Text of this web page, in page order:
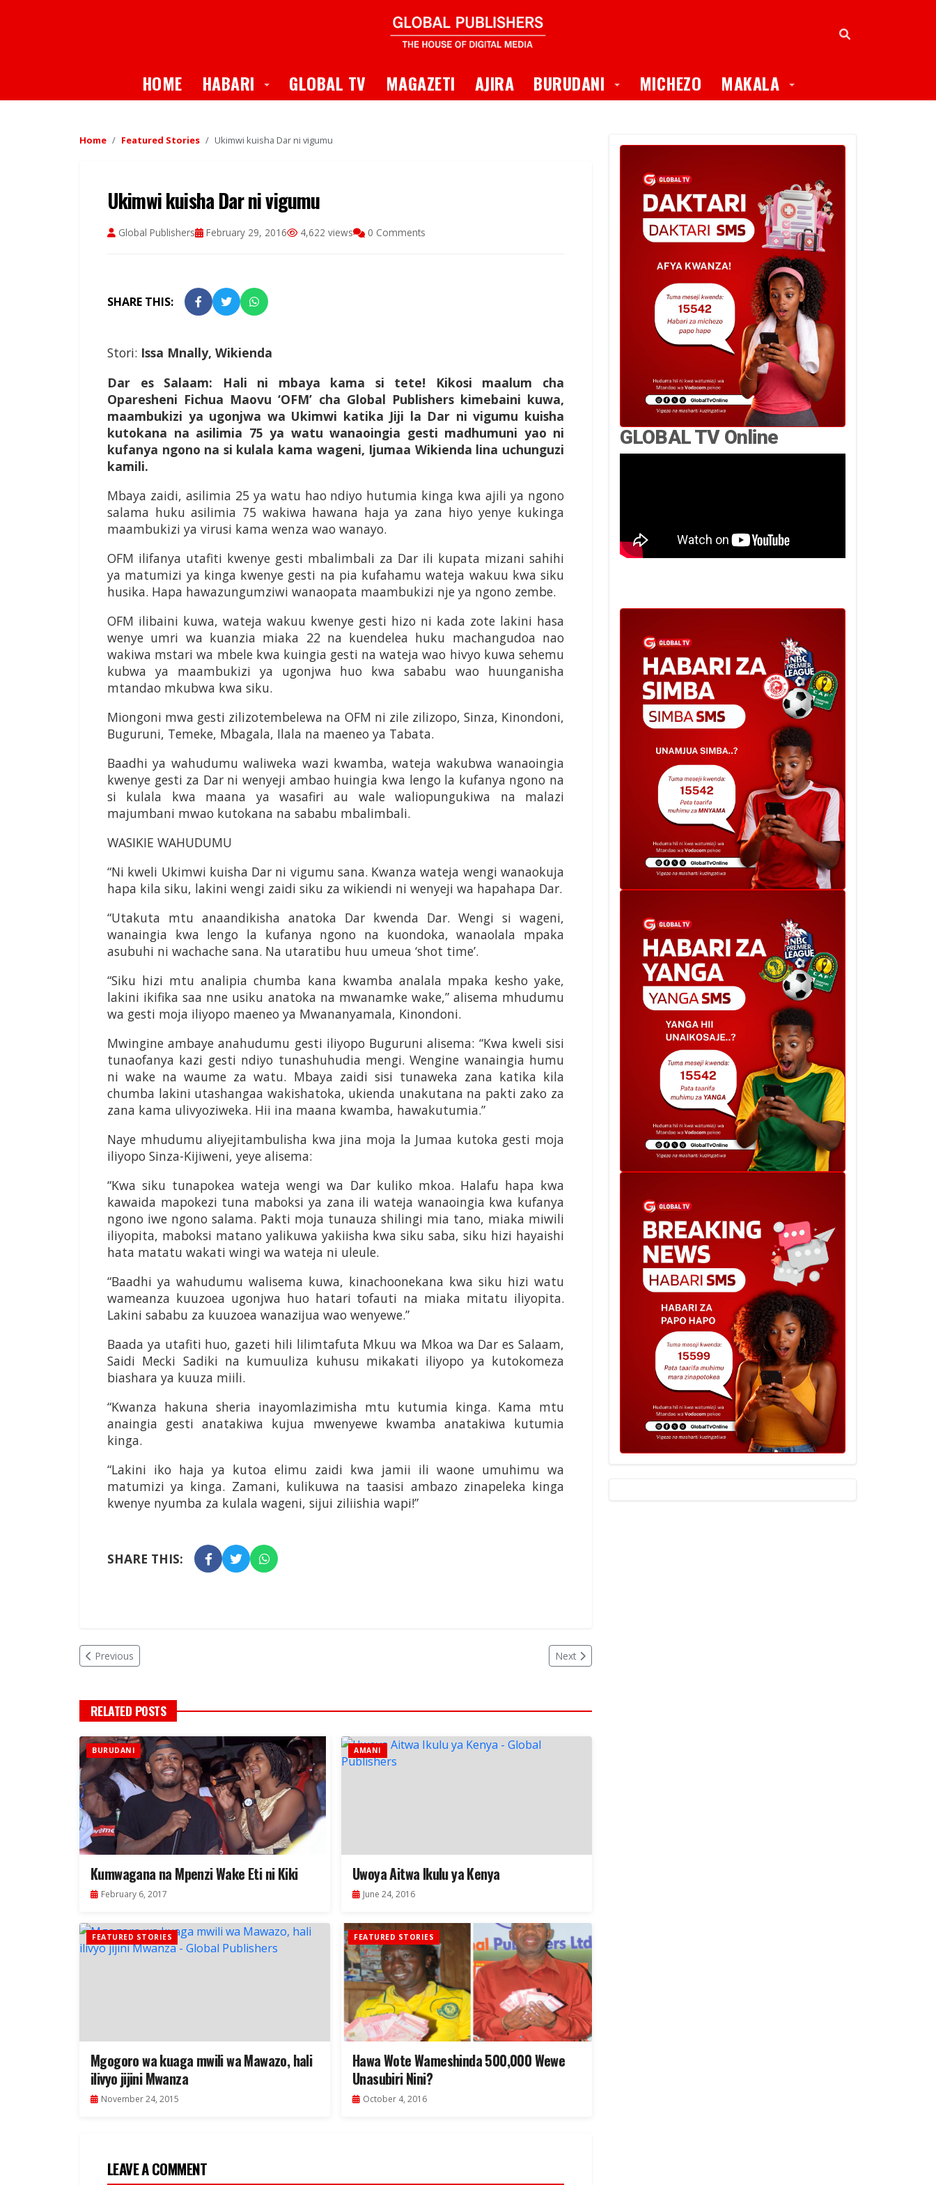
HOME HABARI Toggle Dropdown
GLOBAL TV MAGAZETI AJIRA BURUDANI Toggle Dropdown
MICHEZO MAKALA Toggle Dropdown
Home Featured Stories Ukimwi kuisha Dar ni vigumu
Ukimwi kuisha Dar ni vigumu
Global Publishers February 29, 2016 4,622 views 0 Comments
SHARE THIS:
Stori: Issa Mnally, Wikienda
Dar es Salaam: Hali ni mbaya kama si tete! Kikosi maalum cha
Oparesheni Fichua Maovu ‘OFM’ cha Global Publishers kimebaini kuwa,
maambukizi ya ugonjwa wa Ukimwi katika Jiji la Dar ni vigumu kuisha
kutokana na asilimia 75 ya watu wanaoingia gesti madhumuni yao ni
kufanya ngono na si kulala kama wageni, Ijumaa Wikienda lina uchunguzi
kamili.
Mbaya zaidi, asilimia 25 ya watu hao ndiyo hutumia kinga kwa ajili ya ngono
salama huku asilimia 75 wakiwa hawana haja ya zana hiyo yenye kukinga
maambukizi ya virusi kama wenza wao wanayo.
OFM ilifanya utafiti kwenye gesti mbalimbali za Dar ili kupata mizani sahihi
ya matumizi ya kinga kwenye gesti na pia kufahamu wateja wakuu kwa siku
husika. Hapa hawazungumziwi wanaopata maambukizi nje ya ngono zembe.
OFM ilibaini kuwa, wateja wakuu kwenye gesti hizo ni kada zote lakini hasa
wenye umri wa kuanzia miaka 22 na kuendelea huku machangudoa nao
wakiwa mstari wa mbele kwa kuingia gesti na wateja wao hivyo kuwa sehemu
kubwa ya maambukizi ya ugonjwa huo kwa sababu wao huunganisha
mtandao mkubwa kwa siku.
Miongoni mwa gesti zilizotembelewa na OFM ni zile zilizopo, Sinza, Kinondoni,
Buguruni, Temeke, Mbagala, Ilala na maeneo ya Tabata.
Baadhi ya wahudumu waliweka wazi kwamba, wateja wakubwa wanaoingia
kwenye gesti za Dar ni wenyeji ambao huingia kwa lengo la kufanya ngono na
si kulala kwa maana ya wasafiri au wale waliopungukiwa na malazi
majumbani mwao kutokana na sababu mbalimbali.
WASIKIE WAHUDUMU
“Ni kweli Ukimwi kuisha Dar ni vigumu sana. Kwanza wateja wengi wanaokuja
hapa kila siku, lakini wengi zaidi siku za wikiendi ni wenyeji wa hapahapa Dar.
“Utakuta mtu anaandikisha anatoka Dar kwenda Dar. Wengi si wageni,
wanaingia kwa lengo la kufanya ngono na kuondoka, wanaolala mpaka
asubuhi ni wachache sana. Na utaratibu huu umeua ‘shot time’.
“Siku hizi mtu analipia chumba kana kwamba analala mpaka kesho yake,
lakini ikifika saa nne usiku anatoka na mwanamke wake,” alisema mhudumu
wa gesti moja iliyopo maeneo ya Mwananyamala, Kinondoni.
Mwingine ambaye anahudumu gesti iliyopo Buguruni alisema: “Kwa kweli sisi
tunaofanya kazi gesti ndiyo tunashuhudia mengi. Wengine wanaingia humu
ni wake na waume za watu. Mbaya zaidi sisi tunaweka zana katika kila
chumba lakini utashangaa wakishatoka, ukienda unakutana na pakti zako za
zana kama ulivyoziweka. Hii ina maana kwamba, hawakutumia.”
Naye mhudumu aliyejitambulisha kwa jina moja la Jumaa kutoka gesti moja
iliyopo Sinza-Kijiweni, yeye alisema:
“Kwa siku tunapokea wateja wengi wa Dar kuliko mkoa. Halafu hapa kwa
kawaida mapokezi tuna maboksi ya zana ili wateja wanaoingia kwa kufanya
ngono iwe ngono salama. Pakti moja tunauza shilingi mia tano, miaka miwili
iliyopita, maboksi matano yalikuwa yakiisha kwa siku saba, siku hizi hayaishi
hata matatu wakati wingi wa wateja ni uleule.
“Baadhi ya wahudumu walisema kuwa, kinachoonekana kwa siku hizi watu
wameanza kuuzoea ugonjwa huo hatari tofauti na miaka mitatu iliyopita.
Lakini sababu za kuuzoea wanazijua wao wenyewe.”
Baada ya utafiti huo, gazeti hili lilimtafuta Mkuu wa Mkoa wa Dar es Salaam,
Saidi Mecki Sadiki na kumuuliza kuhusu mikakati iliyopo ya kutokomeza
biashara ya kuuza miili.
“Kwanza hakuna sheria inayomlazimisha mtu kutumia kinga. Kama mtu
anaingia gesti anatakiwa kujua mwenyewe kwamba anatakiwa kutumia
kinga.
“Lakini iko haja ya kutoa elimu zaidi kwa jamii ili waone umuhimu wa
matumizi ya kinga. Zamani, kulikuwa na taasisi ambazo zinapeleka kinga
kwenye nyumba za kulala wageni, sijui ziliishia wapi!”
SHARE THIS:
Previous Next
RELATED POSTS
BURUDANI
Kumwagana na Mpenzi Wake Eti ni Kiki
February 6, 2017
AMANI
Uwoya Aitwa Ikulu ya Kenya
June 24, 2016
FEATURED STORIES
Mgogoro wa kuaga mwili wa Mawazo, hali
ilivyo jijini Mwanza
November 24, 2015
FEATURED STORIES
Hawa Wote Wameshinda 500,000 Wewe
Unasubiri Nini?
October 4, 2016
LEAVE A COMMENT
GLOBAL TV Online